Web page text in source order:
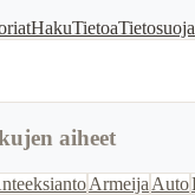
HakuTietoaTietosuoja
aiheet
Armeija Auto